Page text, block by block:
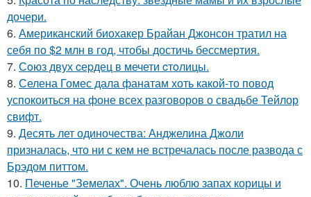
дочери.
6. Американский биохакер Брайан Джонсон тратил на
себя по $2 млн в год, чтобы достичь бессмертия.
7. Сoюз двух cеpдец в мечети cтoлицы.
8. Селена Гомес дала фанатам хоть какой-то повод
успокоиться на фоне всех разговоров о свадьбе Тейлор
свифт.
9. Десять лет одиночества: Анджелина Джоли
призналась, что ни с кем не встречалась после развода с
Брэдом питтом.
10. Печенье "Земелах". Очень люблю запах корицы и